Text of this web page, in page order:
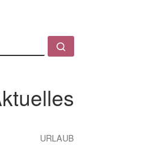
SUCHE
URLAUB